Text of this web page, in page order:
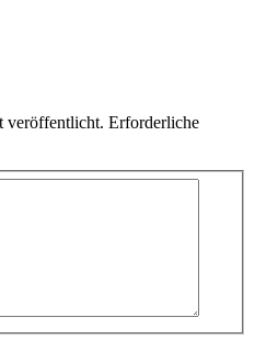
veröffentlicht. Erforderliche